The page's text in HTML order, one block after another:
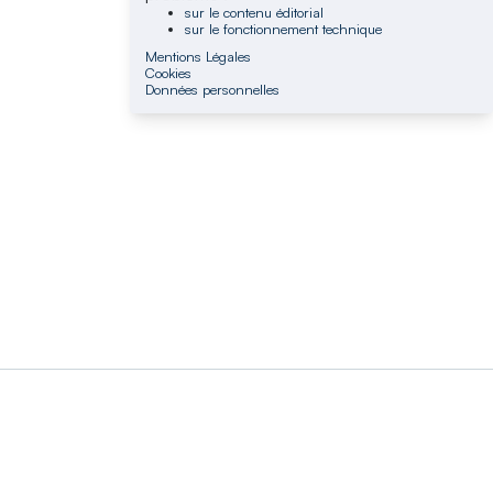
sur le contenu éditorial
sur le fonctionnement technique
Mentions Légales
Cookies
Données personnelles